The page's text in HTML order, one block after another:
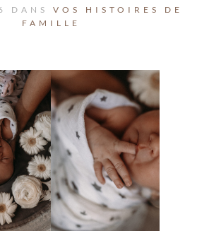
DANS VOS HISTOIRES DE
FAMILLE